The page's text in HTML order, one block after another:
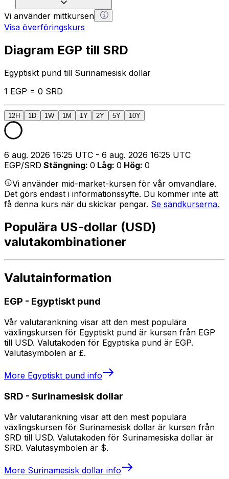
Vi använder mittkursen
Visa överföringskurs
Diagram EGP till SRD
Egyptiskt pund till Surinamesisk dollar
1 EGP = 0 SRD
12H 1D 1W 1M 1Y 2Y 5Y 10Y
6 aug. 2026 16:25 UTC - 6 aug. 2026 16:25 UTC
EGP/SRD Stängning: 0 Låg: 0 Hög: 0
Vi använder mid-market-kursen för vår omvandlare.
Det görs endast i informationssyfte. Du kommer inte att
få denna kurs när du skickar pengar. Se sändkurserna.
Populära US-dollar (USD)
valutakombinationer
Valutainformation
EGP - Egyptiskt pund
Vår valutarankning visar att den mest populära
växlingskursen för Egyptiskt pund är kursen från EGP
till USD. Valutakoden för Egyptiska pund är EGP.
Valutasymbolen är £.
More Egyptiskt pund info
SRD - Surinamesisk dollar
Vår valutarankning visar att den mest populära
växlingskursen för Surinamesisk dollar är kursen från
SRD till USD. Valutakoden för Surinamesiska dollar är
SRD. Valutasymbolen är $.
More Surinamesisk dollar info